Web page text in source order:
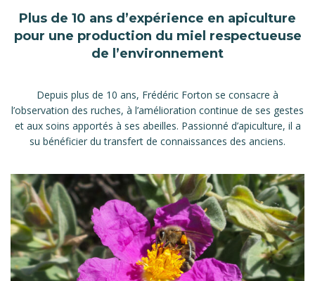
Plus de 10 ans d’expérience en apiculture
pour une production du miel respectueuse
de l’environnement
Depuis plus de 10 ans, Frédéric Forton se consacre à
l’observation des ruches, à l’amélioration continue de ses gestes
et aux soins apportés à ses abeilles. Passionné d’apiculture, il a
su bénéficier du transfert de connaissances des anciens.